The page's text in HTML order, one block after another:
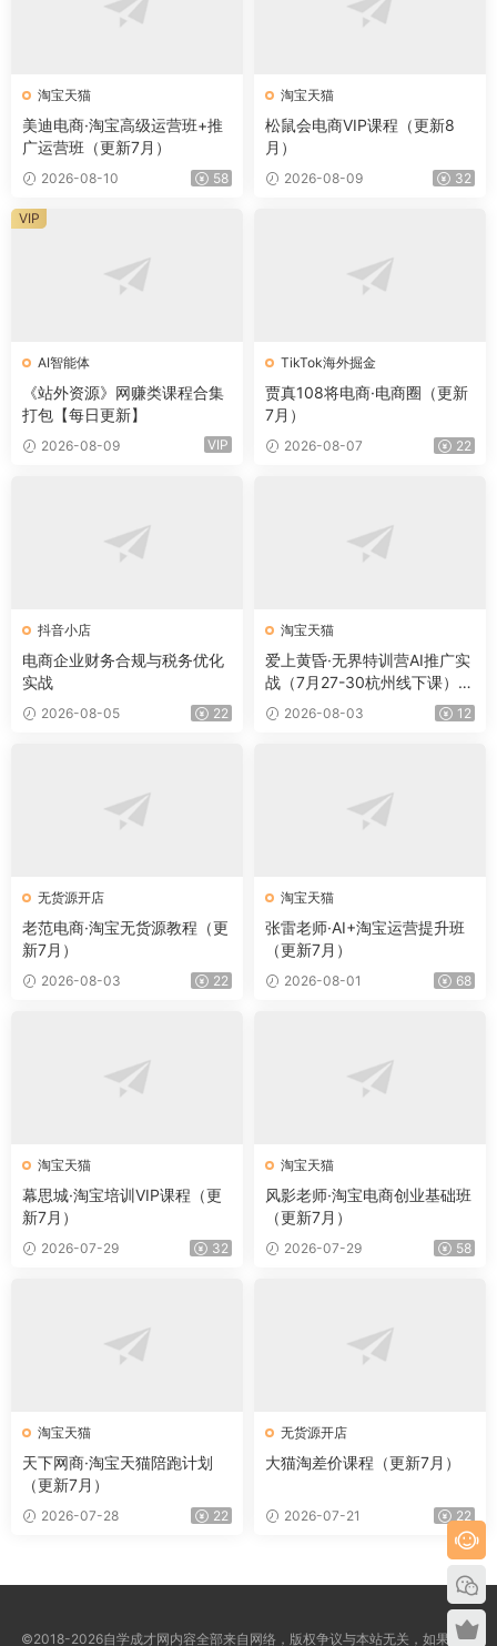
淘宝天猫
美迪电商·淘宝高级运营班+推
广运营班（更新7月）
2026-08-10 58
淘宝天猫
松鼠会电商VIP课程（更新8
月）
2026-08-09 32
AI智能体
《站外资源》网赚类课程合集
打包【每日更新】
2026-08-09 VIP
VIP
TikTok海外掘金
贾真108将电商·电商圈（更新
7月）
2026-08-07 22
抖音小店
电商企业财务合规与税务优化
实战
2026-08-05 22
淘宝天猫
爱上黄昏·无界特训营AI推广实
战（7月27-30杭州线下课）
【音频+字幕+pdf】
2026-08-03 12
无货源开店
老范电商·淘宝无货源教程（更
新7月）
2026-08-03 22
淘宝天猫
张雷老师·AI+淘宝运营提升班
（更新7月）
2026-08-01 68
淘宝天猫
幕思城·淘宝培训VIP课程（更
新7月）
2026-07-29 32
淘宝天猫
风影老师·淘宝电商创业基础班
（更新7月）
2026-07-29 58
淘宝天猫
天下网商·淘宝天猫陪跑计划
（更新7月）
2026-07-28 22
无货源开店
大猫淘差价课程（更新7月）
2026-07-21 22
©2018-2026自学成才网内容全部来自网络，版权争议与本站无关，如果您认